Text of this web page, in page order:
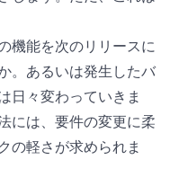
機能を次のリリースに
。あるいは発生したバ
日々変わっていきま
には、要件の変更に柔
の軽さが求められま